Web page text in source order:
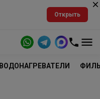
Открыть
ВОДОНАГРЕВАТЕЛИ